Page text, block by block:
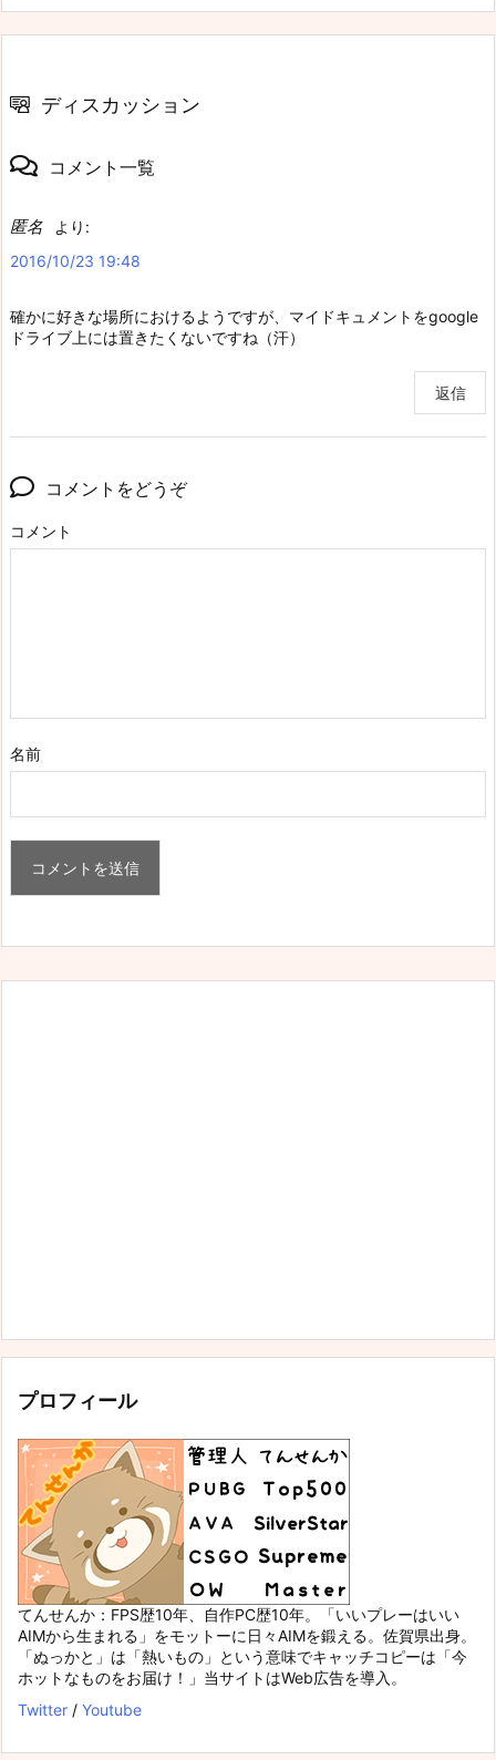
ディスカッション
コメント一覧
匿名
より:
2016/10/23 19:48
確かに好きな場所におけるようですが、マイドキュメントをgoogle
ドライブ上には置きたくないですね（汗）
返信
コメントをどうぞ
コメント
名前
プロフィール
てんせんか：FPS歴10年、自作PC歴10年。「いいプレーはいい
AIMから生まれる」をモットーに日々AIMを鍛える。佐賀県出身。
「ぬっかと」は「熱いもの」という意味でキャッチコピーは「今
ホットなものをお届け！」当サイトはWeb広告を導入。
Twitter / Youtube